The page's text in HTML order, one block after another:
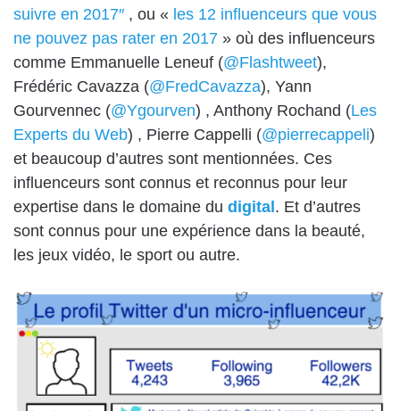
suivre en 2017″ , ou « les 12 influenceurs que vous
ne pouvez pas rater en 2017 » où des influenceurs
comme Emmanuelle Leneuf (@Flashtweet),
Frédéric Cavazza (@FredCavazza), Yann
Gourvennec (@Ygourven) , Anthony Rochand (Les
Experts du Web) , Pierre Cappelli (@pierrecappeli)
et beaucoup d’autres sont mentionnées. Ces
influenceurs sont connus et reconnus pour leur
expertise dans le domaine du digital. Et d’autres
sont connus pour une expérience dans la beauté,
les jeux vidéo, le sport ou autre.